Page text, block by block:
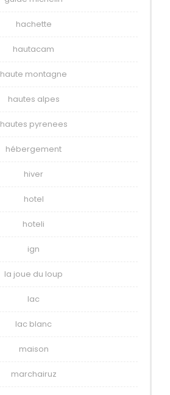
hachette
hautacam
haute montagne
hautes alpes
hautes pyrenees
hébergement
hiver
hotel
hoteli
ign
la joue du loup
lac
lac blanc
maison
marchairuz